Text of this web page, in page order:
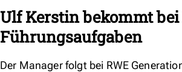
Ulf Kerstin bekommt bei
Führungsaufgaben
Der Manager folgt bei RWE